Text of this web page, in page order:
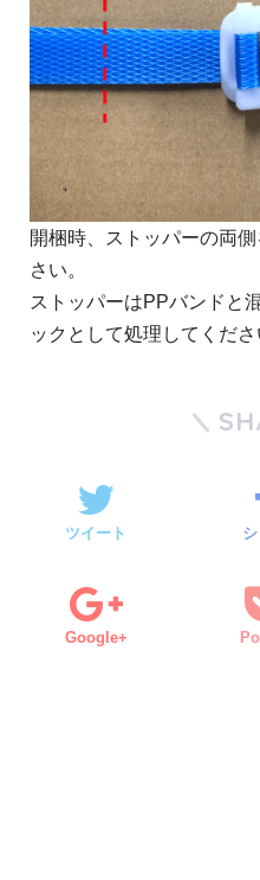
開梱時、ストッパーの両
さい。
ストッパーはPPバンドと
ックとして処理してくださ
ツイート
Google+